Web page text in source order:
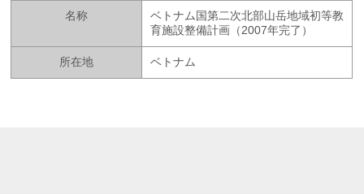
名称
ベトナム国第二次北部山岳地域初等教
育施設整備計画（2007年完了）
所在地 ベトナム